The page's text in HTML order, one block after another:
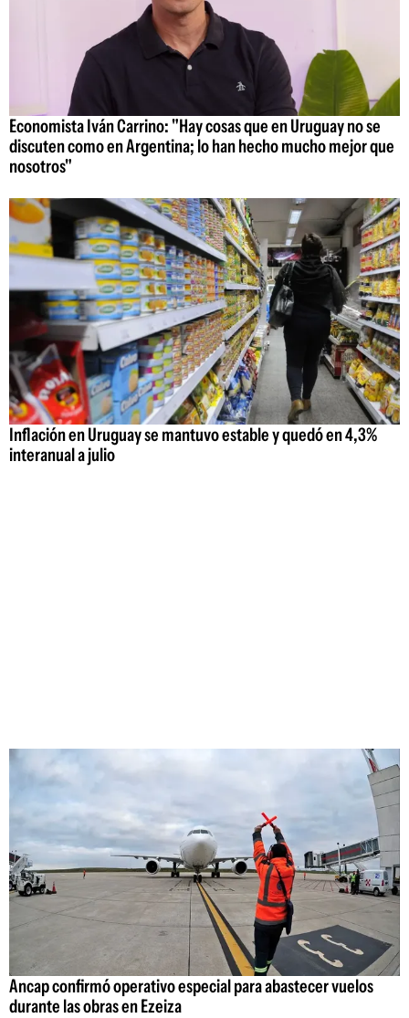
Economista Iván Carrino: "Hay cosas que en Uruguay no se
discuten como en Argentina; lo han hecho mucho mejor que
nosotros"
Inflación en Uruguay se mantuvo estable y quedó en 4,3%
interanual a julio
Ancap confirmó operativo especial para abastecer vuelos
durante las obras en Ezeiza